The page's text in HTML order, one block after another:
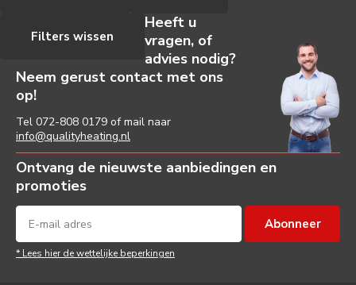
Filters wissen
Heeft u
vragen, of
advies nodig?
Neem gerust contact met ons
op!
Tel 072-808 0179 of mail naar
info@qualityheating.nl
Ontvang de nieuwste aanbiedingen en
promoties
Abonneer
* Lees hier de wettelijke beperkingen